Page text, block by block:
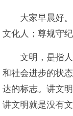
大家早晨好
文化人；尊规守
文明，是指
和社会进步的状
达的标志。讲文
讲文明就是没有